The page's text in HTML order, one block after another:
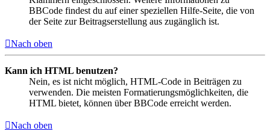
BBCode findest du auf einer speziellen Hilfe-Seite, die von
der Seite zur Beitragserstellung aus zugänglich ist.
Nach oben
Kann ich HTML benutzen?
Nein, es ist nicht möglich, HTML-Code in Beiträgen zu
verwenden. Die meisten Formatierungsmöglichkeiten, die
HTML bietet, können über BBCode erreicht werden.
Nach oben